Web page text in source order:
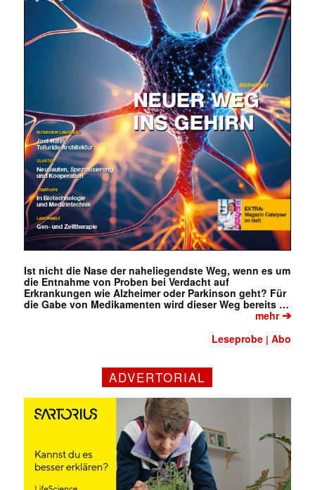
Mit dem |transkript-Newsletter
jede Woche aktuell informiert.
Ist nicht die Nase der naheliegendste Weg, wenn es um
die Entnahme von Proben bei Verdacht auf
Erkrankungen wie Alzheimer oder Parkinson geht? Für
die Gabe von Medikamenten wird dieser Weg bereits …
mehr➔
Leseprobe |Abo
ADVERTORIAL